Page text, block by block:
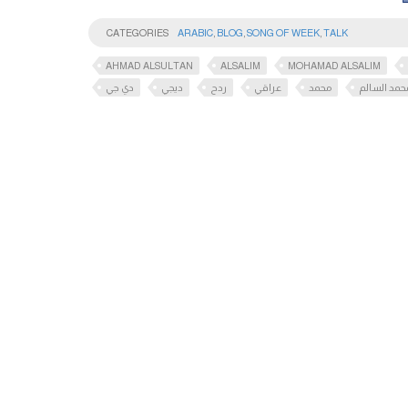
CATEGORIES ARABIC BLOG SONG OF WEEK TALK
AHMAD ALSULTAN ALSALIM MOHAMAD ALSALIM
دي جي
ديجي ردح عراقي محمد السالم